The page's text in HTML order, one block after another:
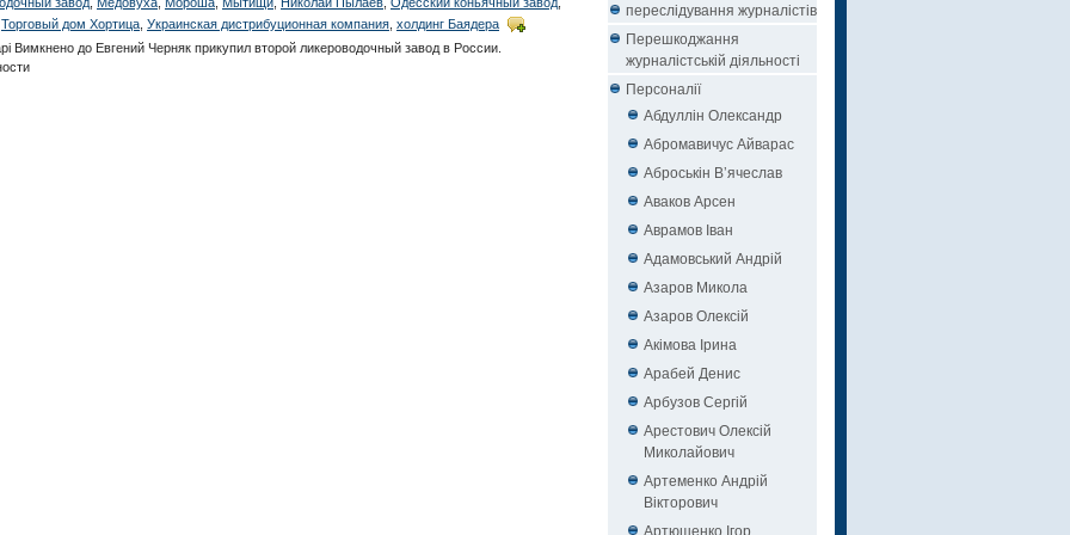
Торговый дом Хортица Украинская дистрибуционная компания холдинг Баядера
Вимкнено до Евгений Черняк прикупил второй ликероводочный завод в России.
переслідування журналістів
Перешкоджання
журналістській діяльності
Персоналії
Абдуллін Олександр
Абромавичус Айварас
Аброськін В’ячеслав
Аваков Арсен
Аврамов Іван
Адамовський Андрій
Азаров Микола
Азаров Олексій
Акімова Ірина
Арабей Денис
Арбузов Сергій
Арестович Олексій
Миколайович
Артеменко Андрій
Вікторович
Артюшенко Ігор